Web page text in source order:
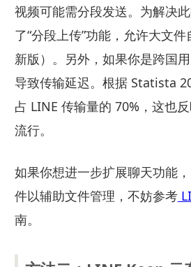
视频可能需分段发送。为解决
了“分段上传”功能，允许大文
新版）。另外，如果你是跨国
导致传输延迟。根据 Statista
占 LINE 传输量的 70%，这也
流行。
如果你想进一步扩展聊天功能
件以辅助文件管理，不妨参考
南。